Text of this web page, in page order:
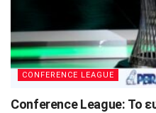
CONFERENCE LEAGUE
Conference League: Το